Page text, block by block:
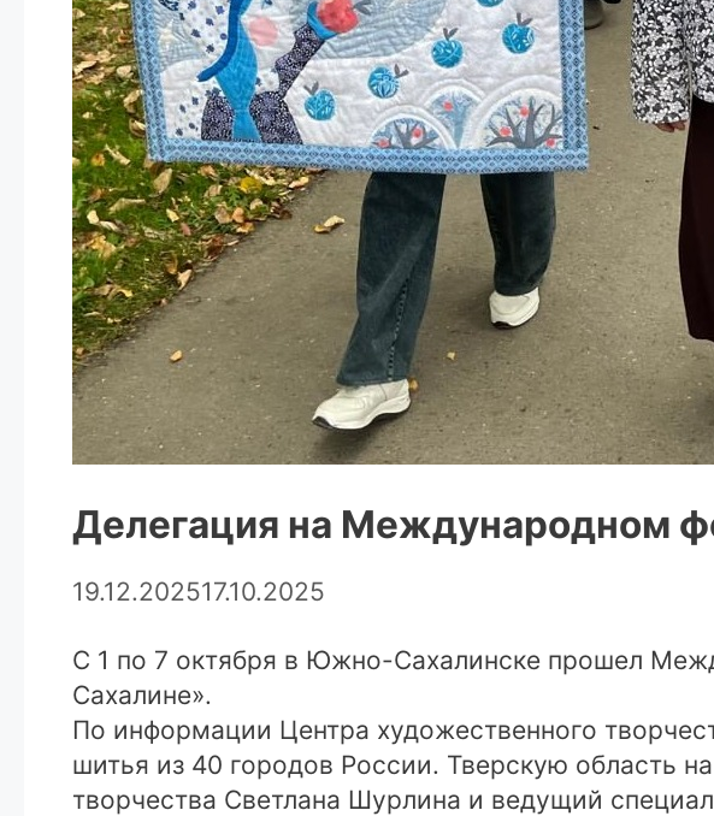
Делегация на Международном
19.12.202517.10.2025
С 1 по 7 октября в Южно-Сахалинске прошел
Сахалине».
По информации Центра художественного
шитья из 40 городов России. Тверскую область
творчества Светлана Шурлина и ведущий